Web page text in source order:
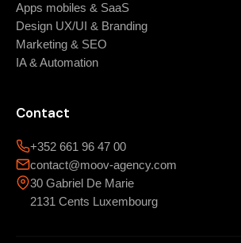
Apps mobiles & SaaS
Design UX/UI & Branding
Marketing & SEO
IA & Automation
Contact
+352 661 96 47 00
contact@moov-agency.com
30 Gabriel De Marie
2131 Cents Luxembourg